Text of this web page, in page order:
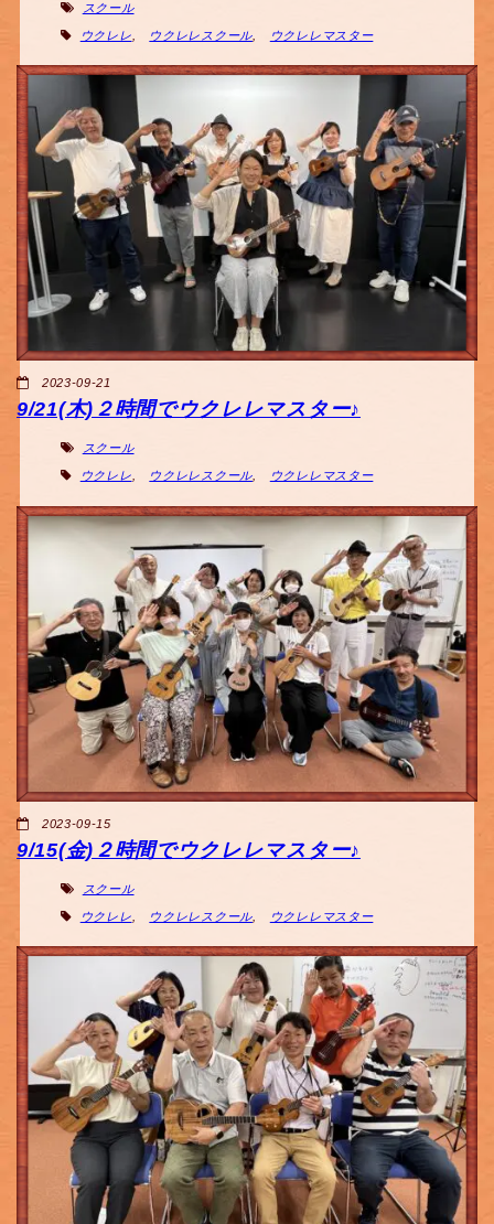
スクール
ウクレレ ウクレレスクール, ウクレレマスター
2023-09-21
9/21(木)２時間でウクレレマスター♪
スクール
ウクレレ, ウクレレスクール, ウクレレマスター
2023-09-15
9/15(金)２時間でウクレレマスター♪
スクール
ウクレレ ウクレレスクール, ウクレレマスター